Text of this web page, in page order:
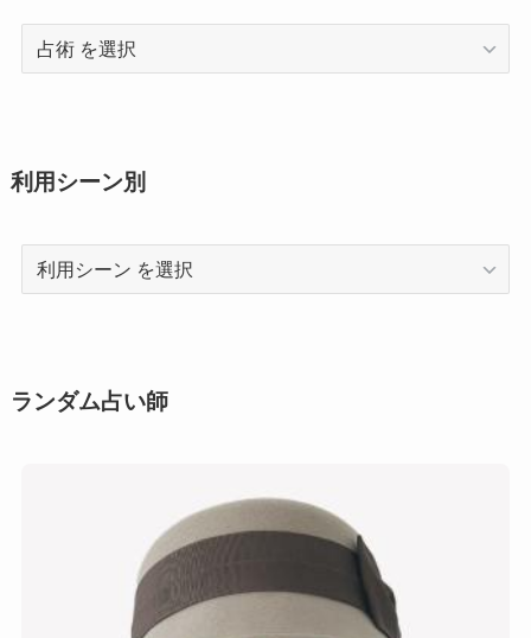
術
利用シーン別
利
用
ン
ランダム占い師